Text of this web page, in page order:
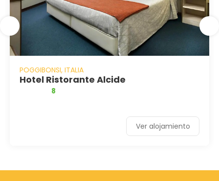
POGGIBONSI, ITALIA
Hotel Ristorante Alcide
8
Ver alojamiento